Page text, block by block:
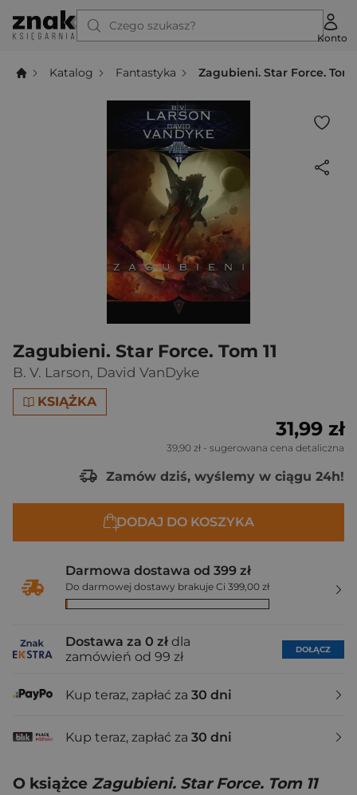
Czego szukasz?
Konto
Katalog Fantastyka Zagubieni. Star Force. Tom
Zagubieni. Star Force. Tom 11
B. V. Larson, David VanDyke
KSIĄŻKA
31,99 zł
39,90 zł - sugerowana cena detaliczna
Zamów dziś, wyślemy w ciągu 24h!
DODAJ DO KOSZYKA
Darmowa dostawa od 399 zł
Do darmowej dostawy brakuje Ci 399,00 zł
Dostawa za 0 zł dla
zamówień od 99 zł
DOŁĄCZ
Kup teraz, zapłać za 30 dni
Kup teraz, zapłać za 30 dni
O książce Zagubieni. Star Force. Tom 11